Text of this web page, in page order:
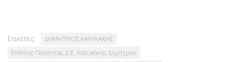
Ετικέτες:
ΔΗΜΗΤΡΙΟΣ ΚΑΛΥΚΑΚΗΣ
Επόπτης Ποιότητας Δ.Ε. Καλυκάκης Δημήτριος